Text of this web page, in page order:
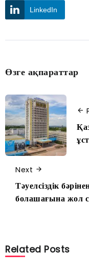
LinkedIn
Өзге ақпараттар
Next
Тәуелсіздік
болашағына жол
Related Posts